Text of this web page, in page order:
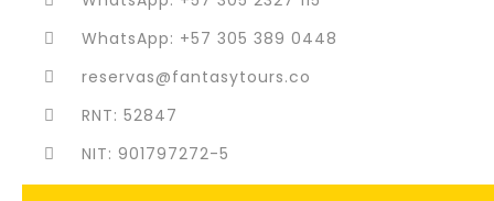
WhatsApp: +57 305 389 0448
reservas@fantasytours.co
RNT: 52847
NIT: 901797272-5